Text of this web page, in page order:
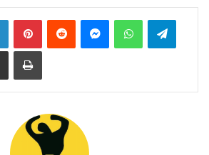
Linkedin PinterestReddit MessengerWhatsAppTelegram
Partager par email Imprimer